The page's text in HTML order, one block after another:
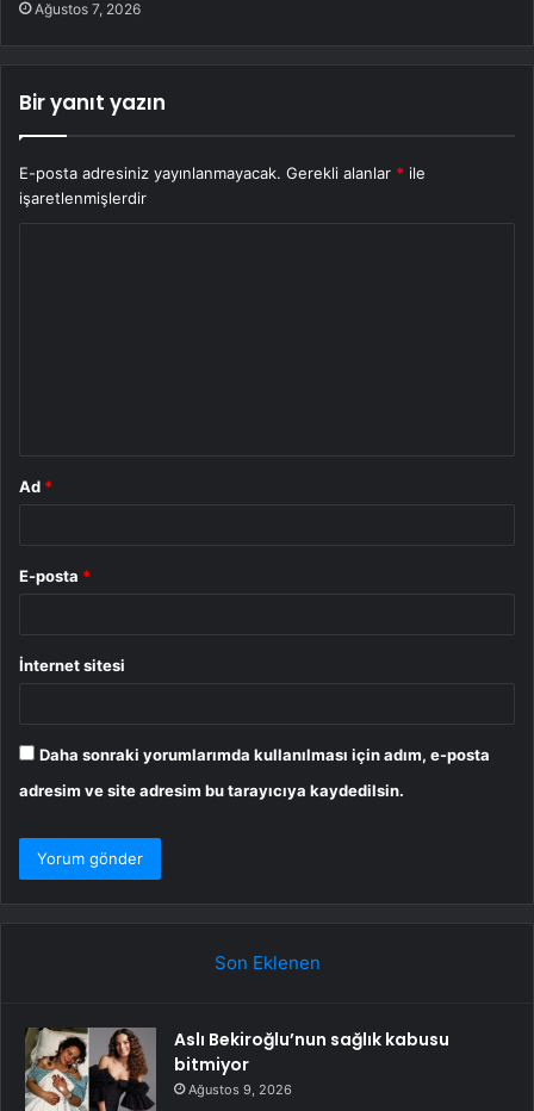
Ağustos 7, 2026
Bir yanıt yazın
E-posta adresiniz yayınlanmayacak. Gerekli alanlar * ile
işaretlenmişlerdir
Ad *
E-posta *
İnternet sitesi
Daha sonraki yorumlarımda kullanılması için adım, e-posta
adresim ve site adresim bu tarayıcıya kaydedilsin.
Son Eklenen
Aslı Bekiroğlu’nun sağlık kabusu
bitmiyor
Ağustos 9, 2026